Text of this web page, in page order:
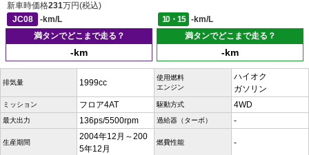
新車時価格231万円(税込)
JC08
-km/L 10・15
-km/L
満タンでどこまで走る？
-km
満タンでどこまで走る？
-km
排気量 1999cc
使用燃料
エンジン
ハイオク
ガソリン
ミッション フロア4AT 駆動方式 4WD
最大出力 136ps/5500rpm 過給器（ターボ） -
生産期間
2004年12月～200
5年12月
燃費性能 -